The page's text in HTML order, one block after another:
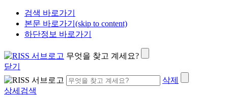
검색 바로가기
본문 바로가기(skip to content)
하단정보 바로가기
무엇을 찾고 계세요?
닫기
삭제
상세검색